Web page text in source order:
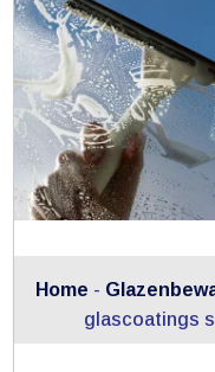
Home -
glascoatings